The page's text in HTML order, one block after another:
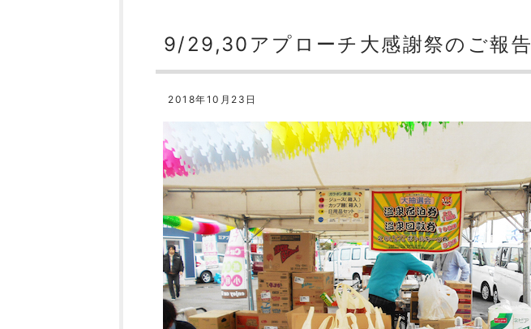
9/29,30アプローチ大感謝祭のご報告
2018年10月23日